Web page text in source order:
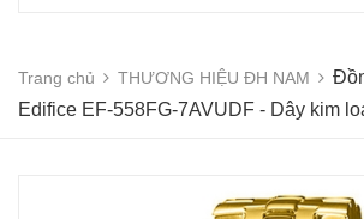
Trang chủ THƯƠNG HIỆU ĐH NAM
Edifice EF-558FG-7AVUDF - Dây kim